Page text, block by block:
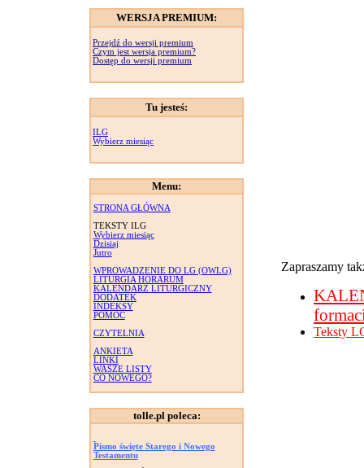
WERSJA PREMIUM:
Przejdź do wersji premium
Czym jest wersja premium?
Dostęp do wersji premium
Tu jesteś:
ILG
Wybierz miesiąc
Menu:
STRONA GŁÓWNA
TEKSTY ILG
Wybierz miesiąc
Dzisiaj
Jutro
WPROWADZENIE DO LG (OWLG)
LITURGIA HORARUM
KALENDARZ LITURGICZNY
DODATEK
INDEKSY
POMOC
CZYTELNIA
ANKIETA
LINKI
WASZE LISTY
CO NOWEGO?
tolle.pl poleca:
Pismo święte Starego i Nowego
Testamentu
Zapraszamy
Teksty